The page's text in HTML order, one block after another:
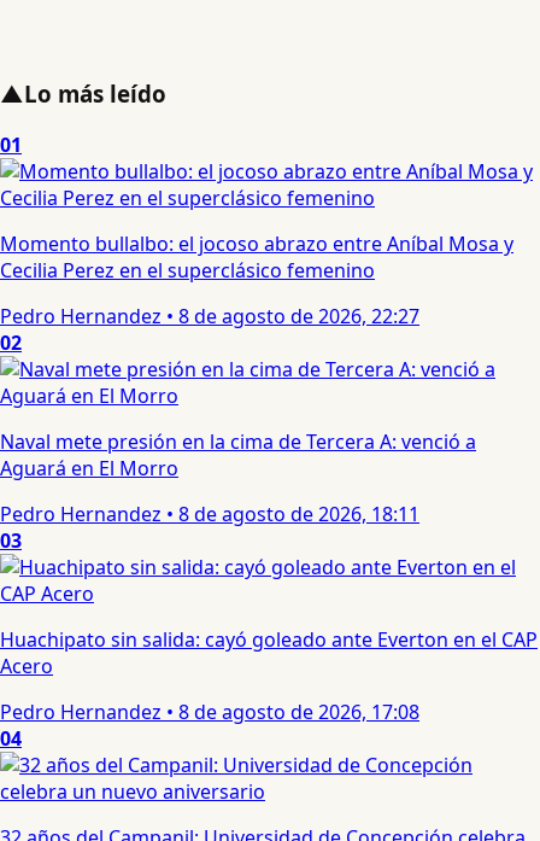
▲Lo más leído
01
Momento bullalbo: el jocoso abrazo entre Aníbal Mosa y
Cecilia Perez en el superclásico femenino
Pedro Hernandez • 8 de agosto de 2026, 22:27
02
Naval mete presión en la cima de Tercera A: venció a
Aguará en El Morro
Pedro Hernandez • 8 de agosto de 2026, 18:11
03
Huachipato sin salida: cayó goleado ante Everton en el CAP
Acero
Pedro Hernandez • 8 de agosto de 2026, 17:08
04